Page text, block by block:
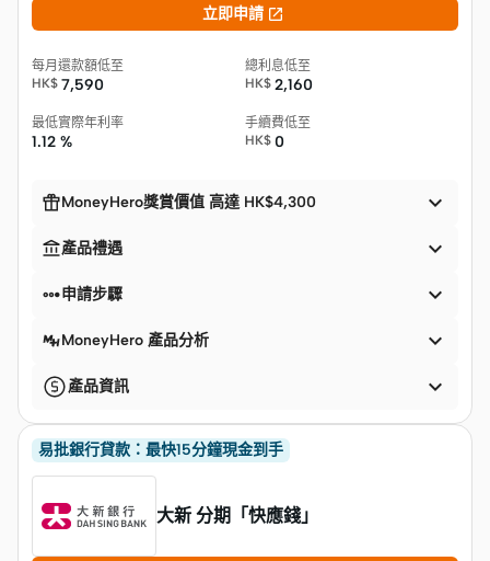
立即申請 
每月還款額低至
HK$ 7,590
總利息低至
HK$ 2,160
最低實際年利率
1.12 %
手續費低至
HK$ 0
MoneyHero獎賞價值 高達 HK$4,300 
產品禮遇 
申請步驟 
MoneyHero 產品分析 
產品資訊 
易批銀行貸款：最快15分鐘現金到手
大新 分期「快應錢」